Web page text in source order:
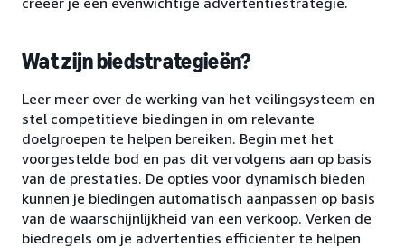
Wat zijn biedstrategieën?
Leer meer over de werking van het veilingsysteem en
stel competitieve biedingen in om relevante
doelgroepen te helpen bereiken. Begin met het
voorgestelde bod en pas dit vervolgens aan op basis
van de prestaties. De opties voor dynamisch bieden
kunnen je biedingen automatisch aanpassen op basis
van de waarschijnlijkheid van een verkoop. Verken de
biedregels om je advertenties efficiënter te helpen